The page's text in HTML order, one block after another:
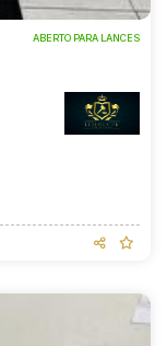
ABERTO PARA LANCES